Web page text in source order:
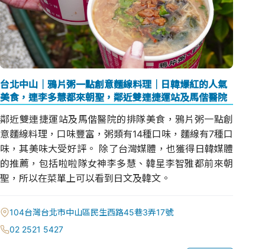
台北中山｜鴉片粥一點創意麵線料理｜日韓爆紅的人氣
美食，連李多慧都來朝聖，鄰近雙連捷運站及馬偕醫院
鄰近雙連捷運站及馬偕醫院的排隊美食，鴉片粥一點創
意麵線料理，口味豐富，粥類有14種口味，麵線有7種口
味，其美味大受好評。 除了台灣媒體，也獲得日韓媒體
的推薦，包括啦啦隊女神李多慧、韓星李智雅都前來朝
聖，所以在菜單上可以看到日文及韓文。
104台灣台北市中山區民生西路45巷3弄17號
02 2521 5427